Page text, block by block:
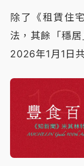
除了《租賃住
法，其餘「穩
2026年1月1日